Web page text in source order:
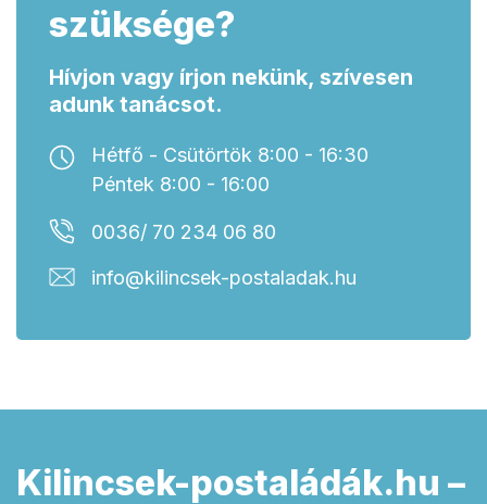
szüksége?
Hívjon vagy írjon nekünk, szívesen
adunk tanácsot.
Hétfő - Csütörtök 8:00 - 16:30
Péntek 8:00 - 16:00
0036/ 70 234 06 80
info@kilincsek-postaladak.hu
Kilincsek-postaládák.hu –